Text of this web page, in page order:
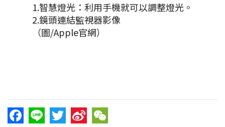
1.智慧燈光：利用手機就可以調整燈光。
2.鏡頭連結監視器影像
（圖/Apple官網）